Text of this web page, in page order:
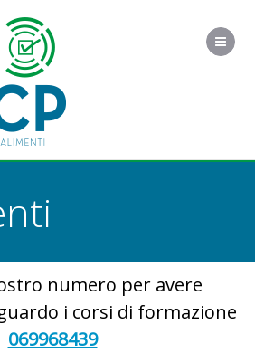
numero per avere
i corsi di formazione
069968439